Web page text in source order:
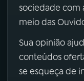
sociedade com
meio das
Sua opinião
conteúdos
se esqueça de